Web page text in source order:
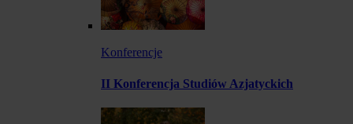
Konferencje
II Konferencja Studiów Azjatyckich